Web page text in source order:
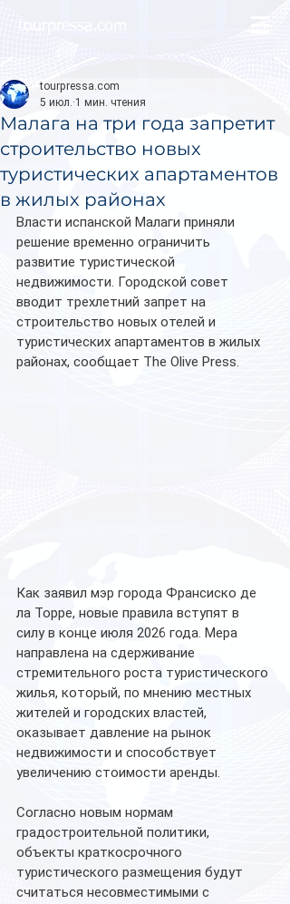
Малага на три года запретит
строительство новых
туристических апартаментов
в жилых районах
tourpressa.com
5 июл. 1 мин. чтения
Власти испанской Малаги приняли
решение временно ограничить
развитие туристической
недвижимости. Городской совет
вводит трехлетний запрет на
строительство новых отелей и
туристических апартаментов в жилых
районах, сообщает The Olive Press.
Как заявил мэр города Франсиско де
ла Торре, новые правила вступят в
силу в конце июля 2026 года. Мера
направлена на сдерживание
стремительного роста туристического
жилья, который, по мнению местных
жителей и городских властей,
оказывает давление на рынок
недвижимости и способствует
увеличению стоимости аренды.
Согласно новым нормам
градостроительной политики,
объекты краткосрочного
туристического размещения будут
считаться несовместимыми с